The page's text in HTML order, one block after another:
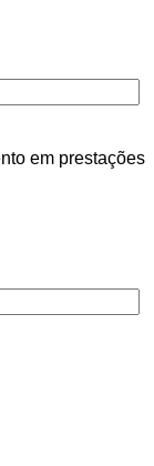
em prestações